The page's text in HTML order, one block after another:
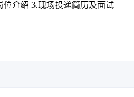
介绍 3.现场投递简历及面试